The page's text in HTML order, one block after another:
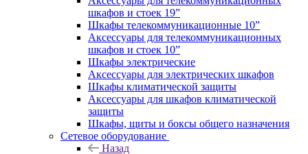
шкафов и стоек 19”
Шкафы телекоммуникационные 10”
Аксессуары для телекоммуникационных
шкафов и стоек 10”
Шкафы электрические
Аксессуары для электрических шкафов
Шкафы климатической защиты
Аксессуары для шкафов климатической
защиты
Шкафы, щиты и боксы общего назначения
Сетевое оборудование
Назад